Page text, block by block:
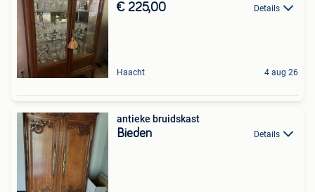
€ 225,00 Details
Haacht 4 aug 26
antieke bruidskast
Bieden Details